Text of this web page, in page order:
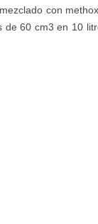
con
60 cm3 en 10